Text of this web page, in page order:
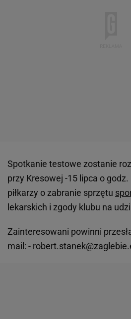
Spotkanie testowe zostanie
przy Kresowej -15 lipca o godz.
piłkarzy o zabranie sprzętu
lekarskich i zgody klubu na
Zainteresowani powinni
mail: -